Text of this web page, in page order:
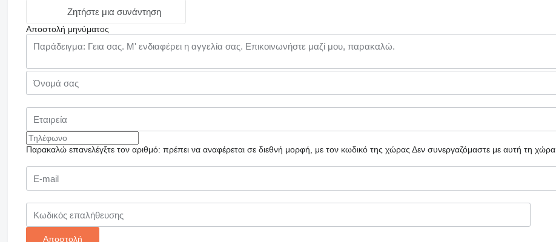
Ζητήστε μια συνάντηση
Αποστολή μηνύματος
Παρακαλώ επανελέγξτε τον αριθμό: πρέπει να αναφέρεται σε διεθνή μορφή, με τον κωδικό της χώρας Δεν συνεργαζόμαστε με αυτή τη χώρα